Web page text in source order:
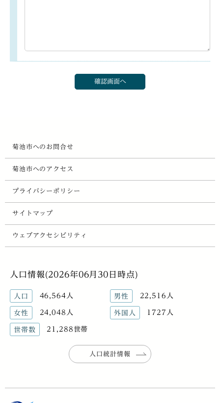
菊池市へのお問合せ
菊池市へのアクセス
プライバシーポリシー
サイトマップ
ウェブアクセシビリティ
人口情報(2026年06月30日時点)
人口 46,564人 男性 22,516人
女性 24,048人 外国人 1727人
世帯数 21,288世帯
人口統計情報